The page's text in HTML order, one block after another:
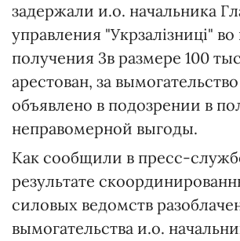
задержали и.о. начальника
управления "Укрзалізниці"
получения 3в размере 100
арестован, за
объявлено в подозрении в
неправомерной выгоды.
Как сообщили в пресс-
результате
силовых ведомств
вымогательства и.о.